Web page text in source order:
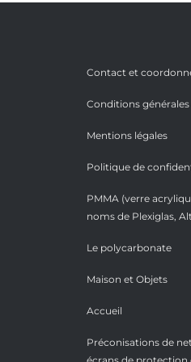
Contact et
Conditions
Mentions légales
Politique de
PMMA (verre
noms de Plexiglas,
Le polycarbonate
Maison et Objets
Accueil
Préconisations de
écrans de protection